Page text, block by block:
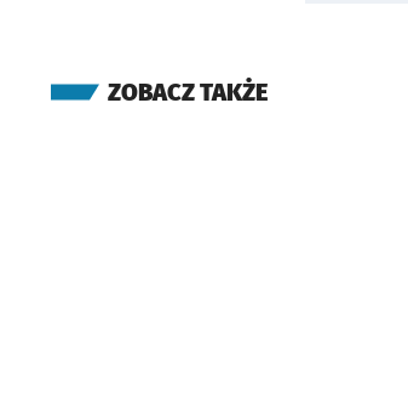
ZOBACZ TAKŻE